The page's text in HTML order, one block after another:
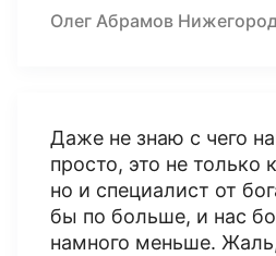
Олег Абрамов
Даже не знаю с чего
просто, это не только
но и специалист от
бы по больше, и нас
намного меньше.